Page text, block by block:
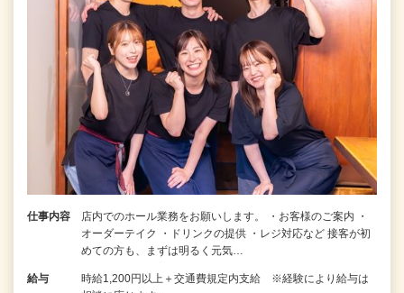
仕事内容
店内でのホール業務をお願いします。 ・お客様のご案内 ・
オーダーテイク ・ドリンクの提供 ・レジ対応など 接客が初
めての方も、まずは明るく元気…
給与
時給1,200円以上＋交通費規定内支給 ※経験により給与は